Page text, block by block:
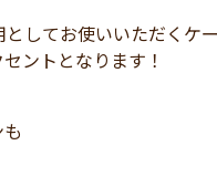
してお使いいただくケ
ントとなります！